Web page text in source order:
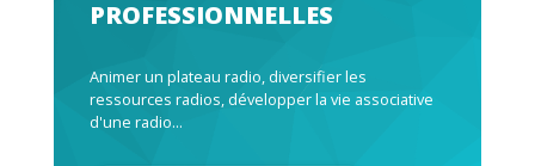
PROFESSIONNELLES
Animer un plateau radio, diversifier les
ressources radios, développer la vie associative
d'une radio...